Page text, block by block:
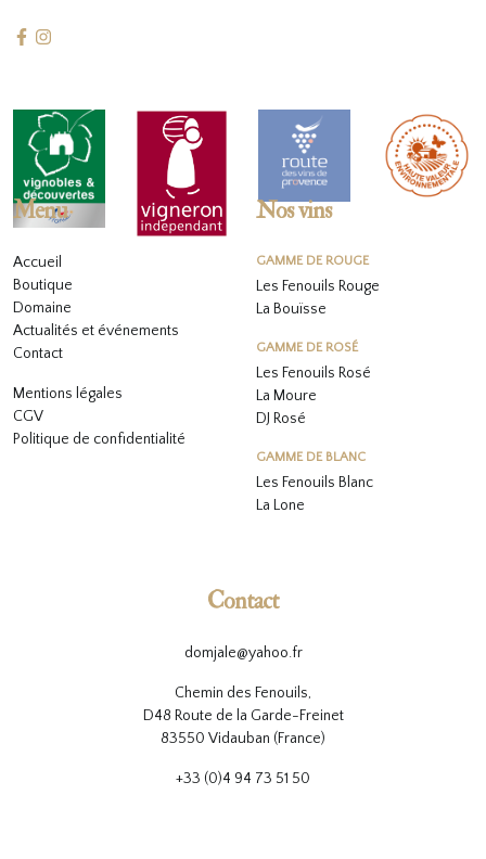
Menu
Accueil
Boutique
Domaine
Actualités et événements
Contact
Mentions légales
CGV
Politique de confidentialité
Nos vins
GAMME DE ROUGE
Les Fenouils Rouge
La Bouïsse
GAMME DE ROSÉ
Les Fenouils Rosé
La Moure
DJ Rosé
GAMME DE BLANC
Les Fenouils Blanc
La Lone
Contact
domjale@yahoo.fr
Chemin des Fenouils,
D48 Route de la Garde-Freinet
83550 Vidauban (France)
+33 (0)4 94 73 51 50